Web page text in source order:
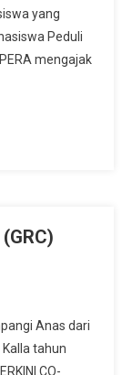
yang
Peduli
mengajak
Anas dari
tahun